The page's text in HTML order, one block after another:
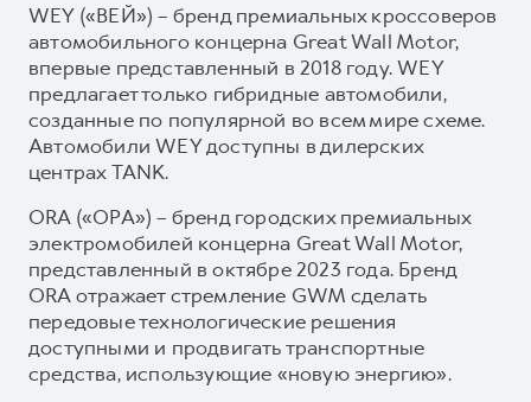
WEY («ВЕЙ») – бренд премиальных кроссоверов
автомобильного концерна Great Wall Motor,
впервые представленный в 2018 году. WEY
предлагает только гибридные автомобили,
созданные по популярной во всем мире схеме.
Автомобили WEY доступны в дилерских
центрах TANK.
ORA («ОРА») – бренд городских премиальных
электромобилей концерна Great Wall Motor,
представленный в октябре 2023 года. Бренд
ORA отражает стремление GWM сделать
передовые технологические решения
доступными и продвигать транспортные
средства, использующие «новую энергию».